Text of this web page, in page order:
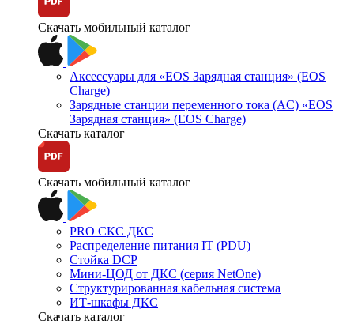
Скачать мобильный каталог
Аксессуары для «EOS Зарядная станция» (EOS
Charge)
Зарядные станции переменного тока (AC) «EOS
Зарядная станция» (EOS Charge)
Скачать каталог
Скачать мобильный каталог
PRO СКС ДКС
Распределение питания IT (PDU)
Стойка DCP
Мини-ЦОД от ДКС (серия NetOne)
Структурированная кабельная система
ИТ-шкафы ДКС
Скачать каталог